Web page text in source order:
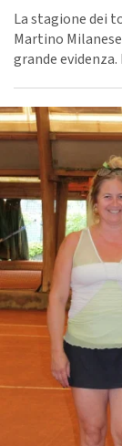
La stagione dei
Martino
grande